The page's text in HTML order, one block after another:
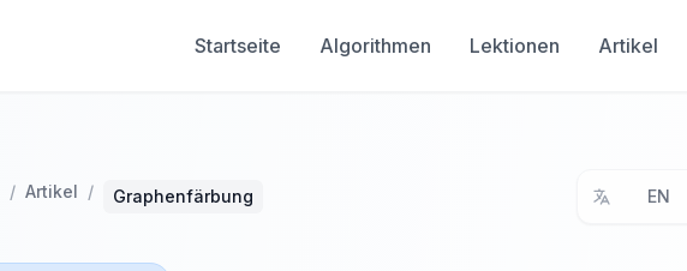
Startseite Algorithmen Lektionen Artikel
/ Artikel / Graphenfärbung EN